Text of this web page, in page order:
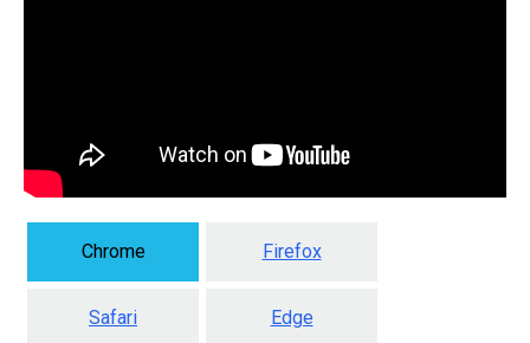
Chrome Firefox
Safari Edge